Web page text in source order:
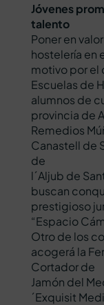
Jóvenes
talento
Poner en
hostelería en
motivo por el
Escuelas de
alumnos de
provincia de
Remedios
Canastell de
de
l´Aljub de
buscan
prestigioso
“Espacio
Otro de los
acogerá la
Cortador de
Jamón del
´Exquisit